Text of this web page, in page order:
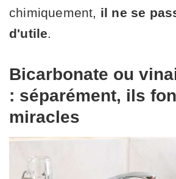
chimiquement, il ne se
d'utile.
Bicarbonate ou
: séparément, ils
miracles